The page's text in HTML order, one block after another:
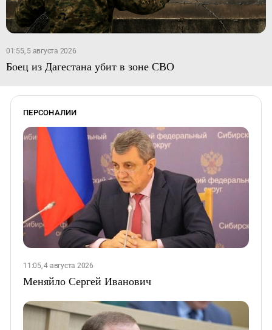
01:55, 5 августа 2026
Боец из Дагестана убит в зоне СВО
ПЕРСОНАЛИИ
11:05, 4 августа 2026
Меняйло Сергей Иванович